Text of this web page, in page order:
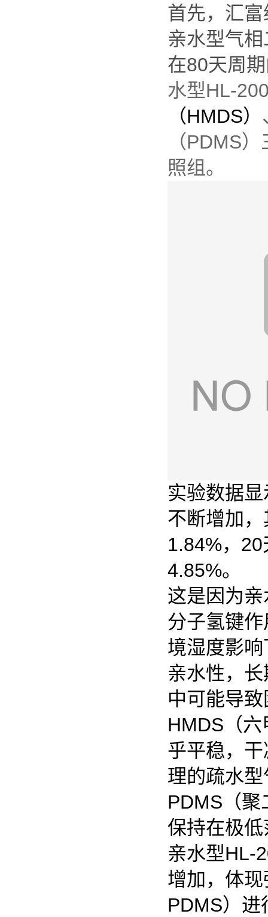
首先，汇
亲水型气
在80天周
水型HL-
（HMDS）
（PDMS
照组。
实验数据
不断增加
1.84%，
4.85%。
这是因为
分子氢键
境湿度影
亲水性，
中可能导
HMDS（
乎平稳，
理的疏水
PDMS（
保持在极
亲水型HL-
增加，体
PDMS）